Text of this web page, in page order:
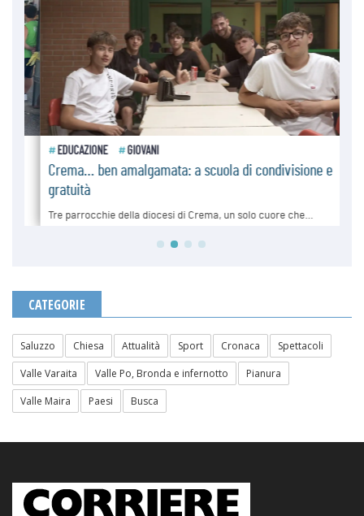
CATEGORIE
Saluzzo Chiesa Attualità Sport Cronaca
Spettacoli
Valle Varaita
Valle Po, Bronda e infernotto
Pianura
Valle Maira
Paesi Busca